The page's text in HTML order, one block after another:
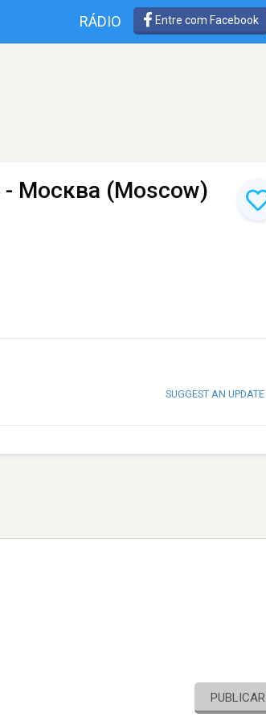
RÁDIO Entre com Facebook
- Москва (Moscow)
SUGGEST AN UPDATE
PUBLICAR